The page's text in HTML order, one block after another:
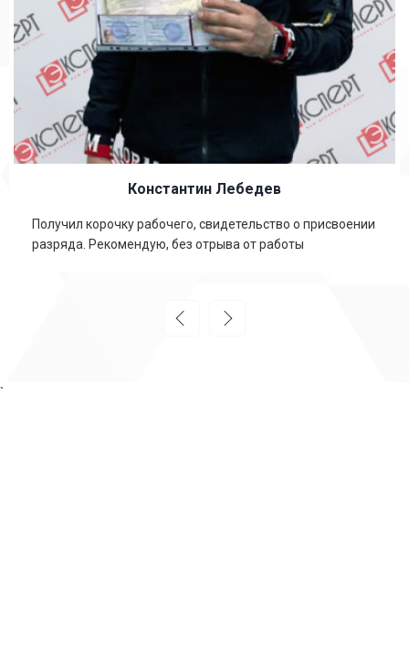
Константин Лебедев
Получил корочку рабочего, свидетельство о присвоении
разряда. Рекомендую, без отрыва от работы
`